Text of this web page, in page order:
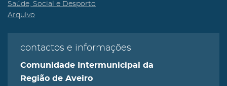
Saúde, Social e Desporto
Arquivo
contactos e informações
Comunidade Intermunicipal da
Região de Aveiro